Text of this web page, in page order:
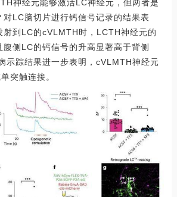
神经元能够激活LC神经元，但两者是
对LC脑切片进行钙信号记录的结果表
射到LC的cVLMTH时，LCTH神经元的
腹侧LC的钙信号的升高显著高于背侧
示踪结果进一步表明，cVLMTH神经元
突触连接。